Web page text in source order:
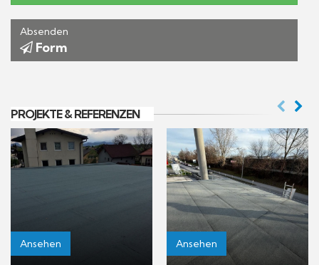
Absenden
Form
PROJEKTE & REFERENZEN
Ansehen Ansehen